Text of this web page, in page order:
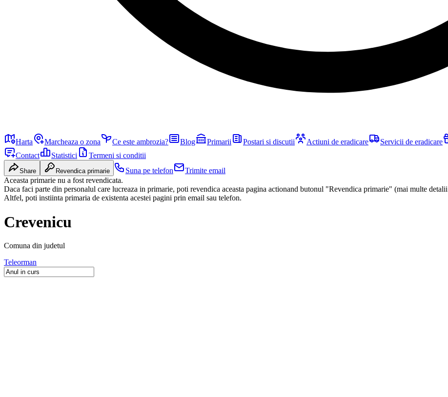
Harta Marcheaza o zona Ce este ambrozia? Blog Primarii Postari si discutii Actiuni de eradicare Servicii de eradicare
Contact
Statistici Termeni si conditii
Share Revendica primarie Suna pe telefon
Trimite email
Aceasta primarie nu a fost revendicata.
Daca faci parte din personalul care lucreaza in primarie, poti revendica aceasta pagina actionand butonul "Revendica primarie" (mai multe detalii
Altfel, poti instiinta primaria de existenta acestei pagini prin email sau telefon.
Crevenicu
Comuna din judetul
Teleorman